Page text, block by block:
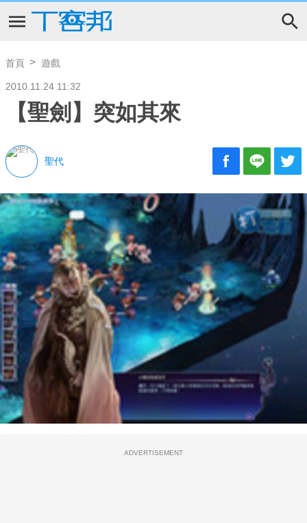
首頁 遊戲
2010.11.24 11:32
【聖劍】突如其來
聖代
ADVERTISEMENT